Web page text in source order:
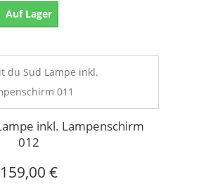
Auf Lager
inkl. Lampenschirm
012
159,00 €